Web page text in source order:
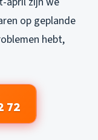
op geplande
hebt,
72